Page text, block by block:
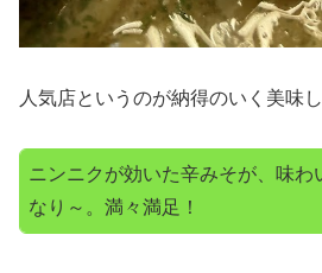
人気店というのが納得のいく美味
ニンニクが効いた辛みそが、味わ
なり～。満々満足！